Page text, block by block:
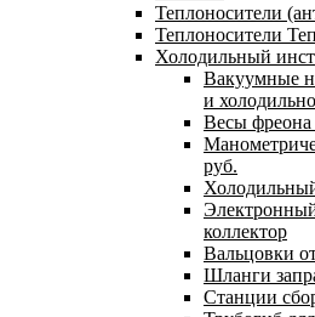
Теплоносители
Теплоносители
Холодильный
Вакуумные
и
Весы фреона
руб.
коллектор
Вальцовки
Шланги
Станции